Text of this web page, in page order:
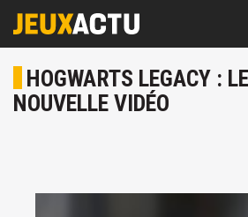
HOGWARTS LEGACY :
NOUVELLE VIDÉO